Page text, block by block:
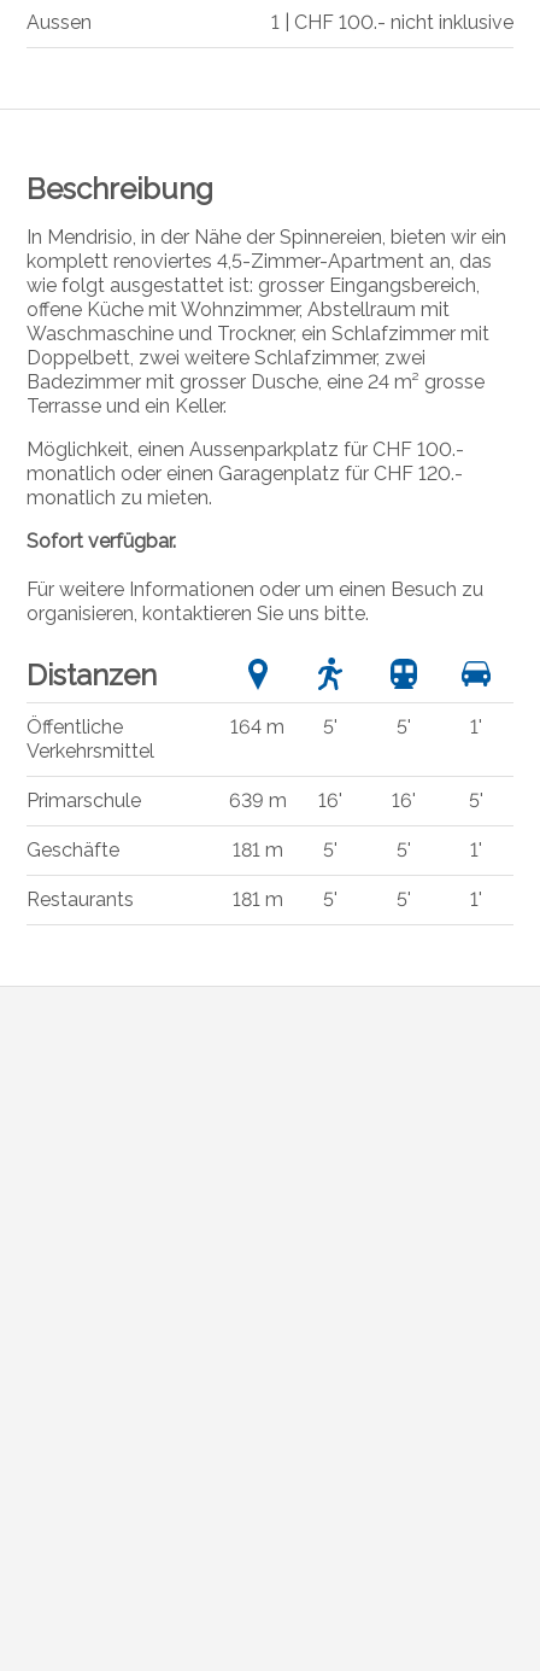
Beschreibung
In Mendrisio, in der Nähe der Spinnereien, bieten wir ein
komplett renoviertes 4,5-Zimmer-Apartment an, das
wie folgt ausgestattet ist: grosser Eingangsbereich,
offene Küche mit Wohnzimmer, Abstellraum mit
Waschmaschine und Trockner, ein Schlafzimmer mit
Doppelbett, zwei weitere Schlafzimmer, zwei
Badezimmer mit grosser Dusche, eine 24 m² grosse
Terrasse und ein Keller.
Möglichkeit, einen Aussenparkplatz für CHF 100.-
monatlich oder einen Garagenplatz für CHF 120.-
monatlich zu mieten.
Sofort verfügbar.
Für weitere Informationen oder um einen Besuch zu
organisieren, kontaktieren Sie uns bitte.
Distanzen
Öffentliche
Verkehrsmittel
164 m 5' 5' 1'
Primarschule 639 m 16' 16' 5'
Geschäfte 181 m 5' 5' 1'
Restaurants 181 m 5' 5' 1'
Aussen 1 | CHF 100.- nicht inklusive